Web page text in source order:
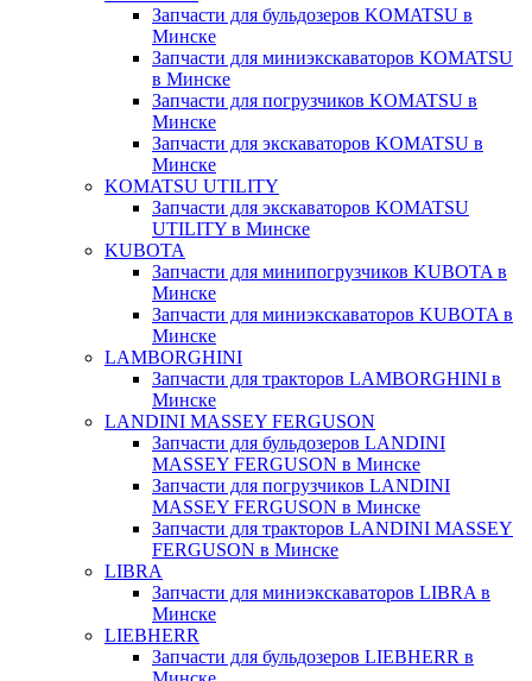
Запчасти для бульдозеров KOMATSU в
Минске
Запчасти для миниэкскаваторов KOMATSU
в Минске
Запчасти для погрузчиков KOMATSU в
Минске
Запчасти для экскаваторов KOMATSU в
Минске
KOMATSU UTILITY
Запчасти для экскаваторов KOMATSU
UTILITY в Минске
KUBOTA
Запчасти для минипогрузчиков KUBOTA в
Минске
Запчасти для миниэкскаваторов KUBOTA в
Минске
LAMBORGHINI
Запчасти для тракторов LAMBORGHINI в
Минске
LANDINI MASSEY FERGUSON
Запчасти для бульдозеров LANDINI
MASSEY FERGUSON в Минске
Запчасти для погрузчиков LANDINI
MASSEY FERGUSON в Минске
Запчасти для тракторов LANDINI MASSEY
FERGUSON в Минске
LIBRA
Запчасти для миниэкскаваторов LIBRA в
Минске
LIEBHERR
Запчасти для бульдозеров LIEBHERR в